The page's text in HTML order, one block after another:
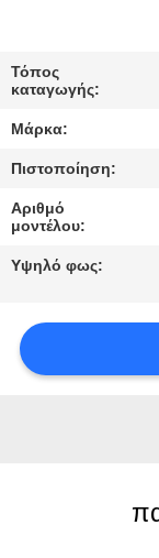
ΜΑΣ
ΕΛΆΤΕ
ΕΠΑΦΉ
ΜΕ
ΈΝΑ
PRIVACY
Τόπος
καταγωγής:
Μάρκα:
Πιστοποίηση:
Αριθμό
μοντέλου:
Υψηλό φως: